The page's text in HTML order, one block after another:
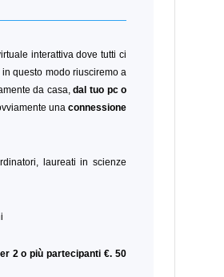
interattiva dove tutti ci
questo modo riusciremo a
da casa,dal tuo pc o
unaconnessione
laureati in scienze
2 o più partecipanti €. 50